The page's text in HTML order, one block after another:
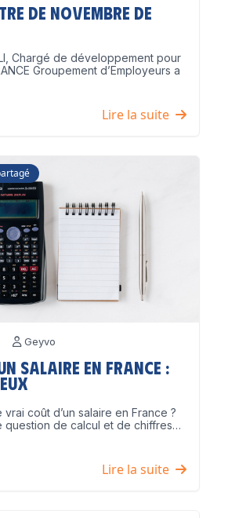
de Novembre de
Chargé de développement pour
Groupement d’Employeurs a
Lire la suite
Geyvo
salaire en France :
coût d’un salaire en France ?
question de calcul et de chiffres…
Lire la suite